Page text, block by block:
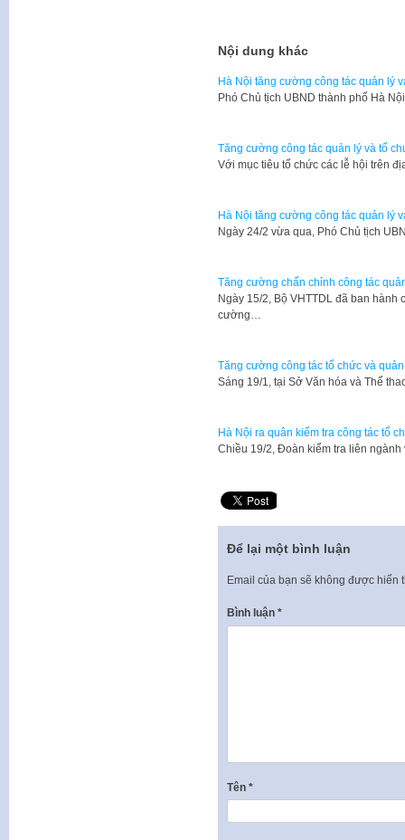
Nội dung khác
Hà Nội tăng cường công tác quản lý
Phó Chủ tịch UBND thành phố Hà
Tăng cường công tác quản lý và tổ
Với mục tiêu tổ chức các lễ hội trên
Hà Nội tăng cường công tác quản lý
Ngày 24/2 vừa qua, Phó Chủ tịch
Tăng cường chấn chỉnh công tác
Ngày 15/2, Bộ VHTTDL đã ban hành
cường…
Tăng cường công tác tổ chức và
​Sáng 19/1, tại Sở Văn hóa và Thể
Hà Nội ra quân kiểm tra công tác tổ
​Chiều 19/2, Đoàn kiểm tra liên
Để lại một bình luận
Email của bạn sẽ không được hiển
Bình luận *
Tên *